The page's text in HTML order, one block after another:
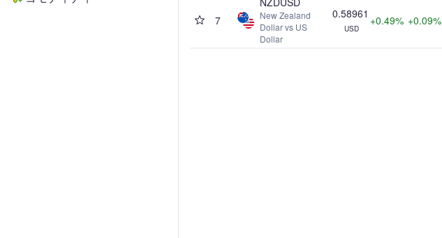
7
New Zealand
Dollar vs US
Dollar
0.58961
USD
+0.49% +0.09%